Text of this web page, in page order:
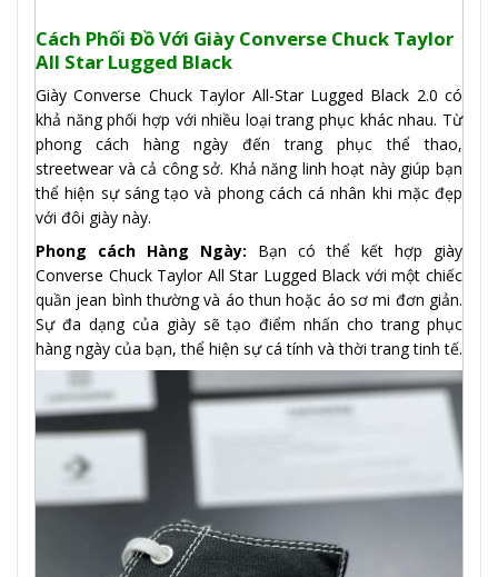
Cách Phối Đồ Với Giày Converse Chuck Taylor
All Star Lugged Black
Giày Converse Chuck Taylor All-Star Lugged Black 2.0 có
khả năng phối hợp với nhiều loại trang phục khác nhau. Từ
phong cách hàng ngày đến trang phục thể thao,
streetwear và cả công sở. Khả năng linh hoạt này giúp bạn
thể hiện sự sáng tạo và phong cách cá nhân khi mặc đẹp
với đôi giày này.
Phong cách Hàng Ngày: Bạn có thể kết hợp giày
Converse Chuck Taylor All Star Lugged Black với một chiếc
quần jean bình thường và áo thun hoặc áo sơ mi đơn giản.
Sự đa dạng của giày sẽ tạo điểm nhấn cho trang phục
hàng ngày của bạn, thể hiện sự cá tính và thời trang tinh tế.